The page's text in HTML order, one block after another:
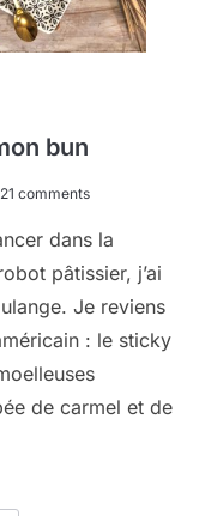
bun
21 comments
dans la
pâtissier, j’ai
Je reviens
: le sticky
de carmel et de